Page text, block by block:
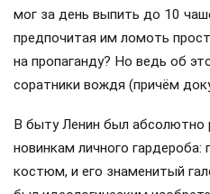
мог за день выпить до 10
предпочитая им ломоть
на пропаганду? Но ведь об
соратники вождя (причём
В быту Ленин был абсолютно
новинкам личного
костюм, и его знаменитый